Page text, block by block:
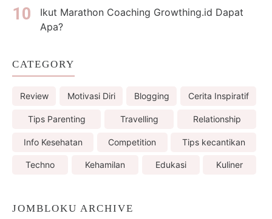
Ikut Marathon Coaching Growthing.id Dapat
Apa?
CATEGORY
Review Motivasi Diri Blogging Cerita Inspiratif
Tips Parenting Travelling Relationship
Info Kesehatan Competition Tips kecantikan
Techno Kehamilan Edukasi Kuliner
JOMBLOKU ARCHIVE